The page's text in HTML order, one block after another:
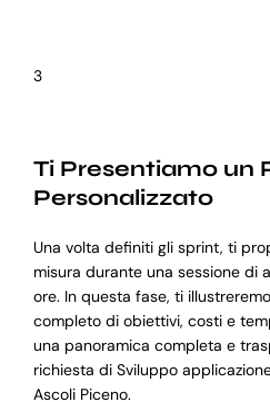
3
Ti Presentiamo un
Personalizzato
Una volta definiti gli sprint, ti
misura durante una sessione di
ore. In questa fase, ti
completo di obiettivi, costi e
una panoramica completa e
richiesta di Sviluppo
Ascoli Piceno.